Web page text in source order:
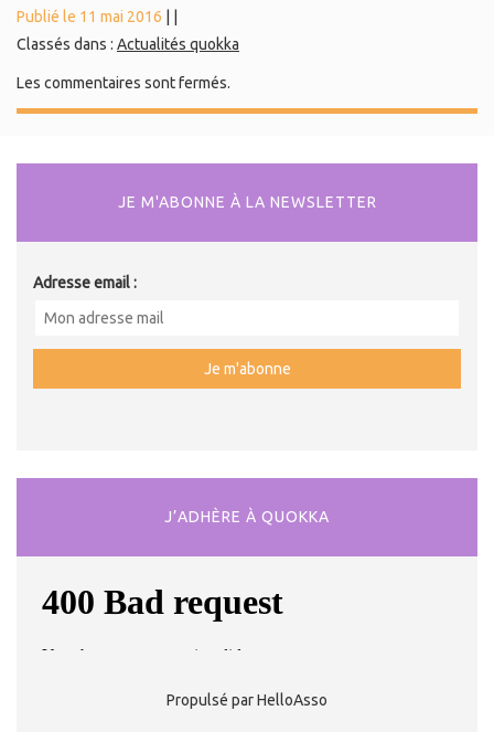
Publié le 11 mai 2016
Classés dans : Actualités quokka
Les commentaires sont fermés.
JE M'ABONNE À LA NEWSLETTER
Adresse email :
J’ADHÈRE À QUOKKA
Propulsé par HelloAsso